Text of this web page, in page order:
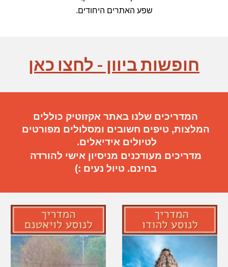
שפע האתרים היחודים.
חופשות ביוון - לחצו כאן
המדריכים שלנו באתר אקזוטיק כוללים
המלצות, טיפים חשובים ומסלולים מפורטים
לטיולים אידיאלים.
מדריכים מעודכנים מניסיון אישי להורדה
בחינם. טיול נעים :)